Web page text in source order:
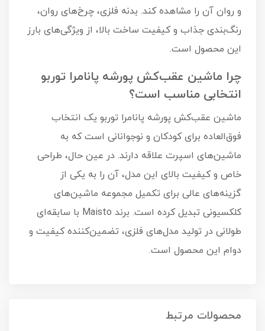
و روان آن را مشاهده کند. بدنه فلزی، چرخ‌های روان،
رنگ‌بندی جذاب و کیفیت ساخت بالا، از ویژگی‌های بارز
این محصول است.
چرا ماشین عقب‌کش پورشه پانامرا توربو
انتخابی مناسب است؟
ماشین عقب‌کش پورشه پانامرا توربو یک انتخاب
فوق‌العاده برای کودکان و نوجوانانی است که به
ماشین‌های اسپرت علاقه دارند. در عین حال، طراحی
خاص و کیفیت بالای این مدل، آن را به یکی از
گزینه‌های عالی برای تکمیل مجموعه ماشین‌های
کلکسیونی تبدیل کرده است. برند Maisto با سابقه‌ای
طولانی در تولید مدل‌های فلزی، تضمین‌کننده کیفیت و
دوام این محصول است.
محصولات مرتبط